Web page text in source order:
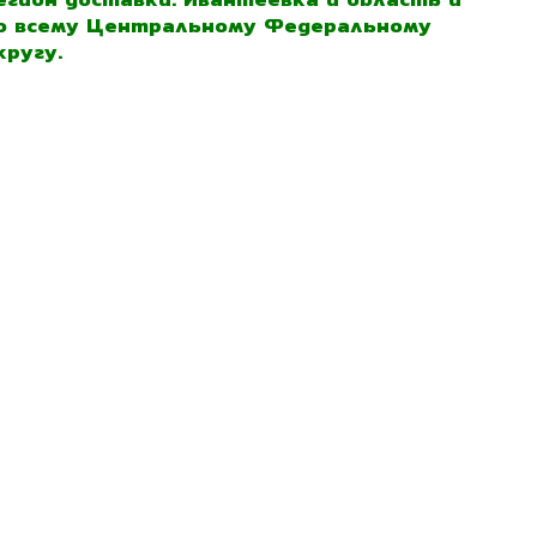
всему Центральному Федеральному